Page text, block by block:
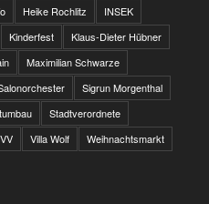
Heike Rochlitz
INSEK
Kinderfest
Klaus-Dieter Hübner
Maximilian Schwarze
Sigrun Morgenthal
Stadtverordnete
Villa Wolf Weihnachtsmarkt